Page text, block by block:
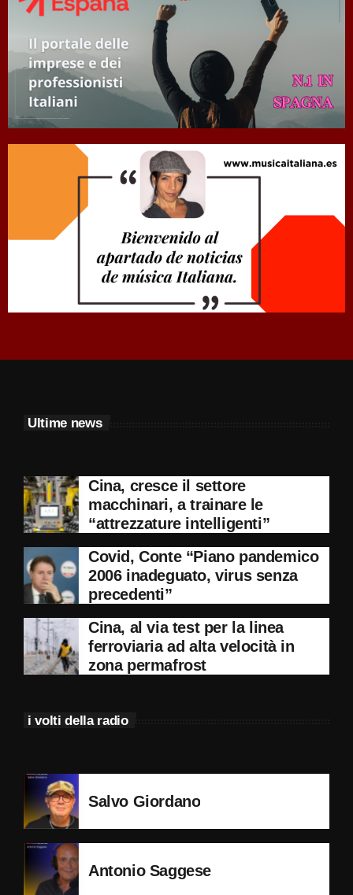
Ultime news
Cina, cresce il settore
macchinari, a trainare le
“attrezzature intelligenti”
Covid, Conte “Piano pandemico
2006 inadeguato, virus senza
precedenti”
Cina, al via test per la linea
ferroviaria ad alta velocità in
zona permafrost
i volti della radio
Salvo Giordano
Antonio Saggese